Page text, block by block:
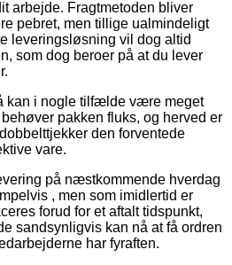
arbejde. Fragtmetoden bliver
pebret, men tillige ualmindeligt
leveringsløsning vil dog altid
som dog beroer på at du lever
kan i nogle tilfælde være meget
pakken fluks, og herved er
den forventede
vare.
på næstkommende hverdag
, men som imidlertid er
forud for et aftalt tidspunkt,
sandsynligvis kan nå at få ordren
har fyraften.